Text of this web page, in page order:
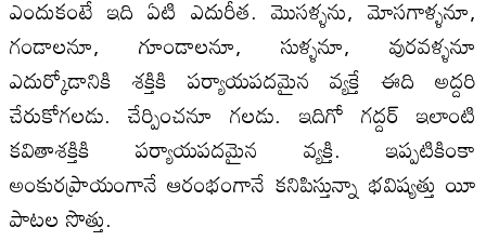
ఎందుకంటే ఇది ఏటి ఎదురీత. మొసళ్ళను, మోసగాళ్ళనూ,
గండాలనూ, గూండాలనూ, సుళ్ళనూ, వురవళ్ళనూ
ఎదుర్కోడానికి శక్తికి పర్యాయపదమైన వ్యక్తే ఈది అద్దరి
చేరుకోగలడు. చేర్పించనూ గలడు. ఇదిగో గద్దర్‌ ఇలాంటి
కవితాశక్తికి పర్యాయపదమైన వ్యక్తి. ఇప్పటికింకా
అంకురప్రాయంగానే ఆరంభంగానే కనిపిస్తున్నా భవిష్యత్తు యీ
పాటల సొత్తు.